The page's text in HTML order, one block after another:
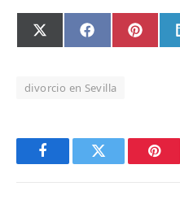
Compartir
en
X
(Twitter)
Compartir
en
Facebook
en
divorcio en Sevilla
FacebookTwitter